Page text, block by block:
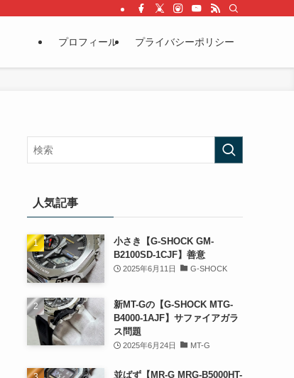
プロフィール プライバシーポリシー
人気記事
小さき【G-SHOCK GM-
B2100SD-1CJF】善意
2025年6月11日 G-SHOCK
新MT-Gの【G-SHOCK MTG-
B4000-1AJF】サファイアガラ
ス問題
2025年6月24日 MT-G
並ばず【MR-G MRG-B5000HT-